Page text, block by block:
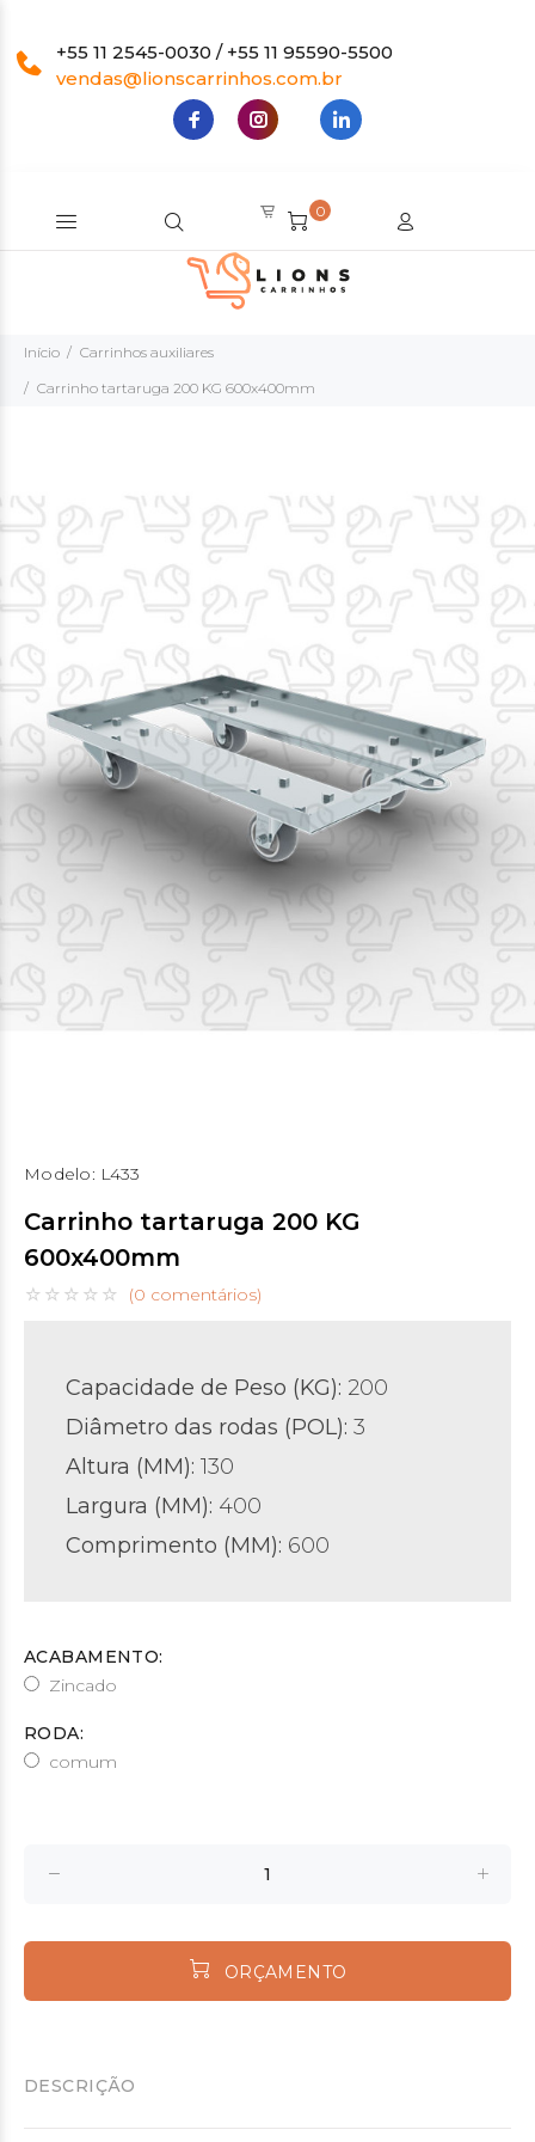
+55 11 2545-0030 / +55 11 95590-5500
vendas@lionscarrinhos.com.br
0
Início
Carrinhos auxiliares
Carrinho tartaruga 200 KG 600x400mm
Modelo: L433
Carrinho tartaruga 200 KG
600x400mm
(0 comentários)
Capacidade de Peso (KG): 200
Diâmetro das rodas (POL): 3
Altura (MM): 130
Largura (MM): 400
Comprimento (MM): 600
ACABAMENTO:
Zincado
RODA:
comum
ORÇAMENTO
DESCRIÇÃO